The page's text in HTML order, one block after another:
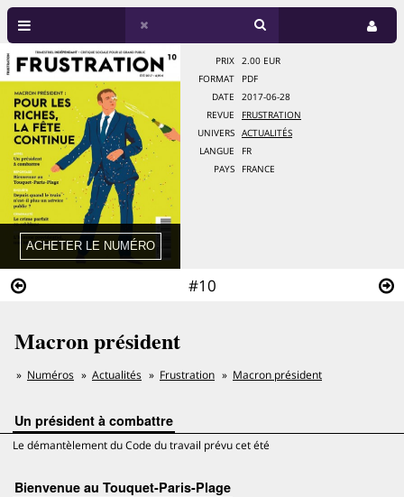
#10
PRIX
2.00 EUR
FORMAT
PDF
DATE
2017-06-28
REVUE
FRUSTRATION
UNIVERS
ACTUALITÉS
LANGUE
FR
PAYS
FRANCE
Macron président
Numéros Actualités Frustration Macron président
Un président à combattre
Le démantèlement du Code du travail prévu cet été
Bienvenue au Touquet-Paris-Plage